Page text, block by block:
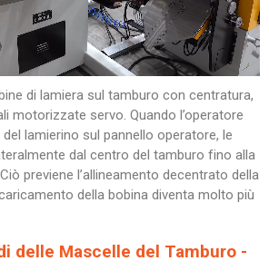
di lamiera sul tamburo con centratura,
motorizzate servo. Quando l’operatore
lamierino sul pannello operatore, le
dal centro del tamburo fino alla
previene l’allineamento decentrato della
della bobina diventa molto più
delle Mascelle del Tamburo -